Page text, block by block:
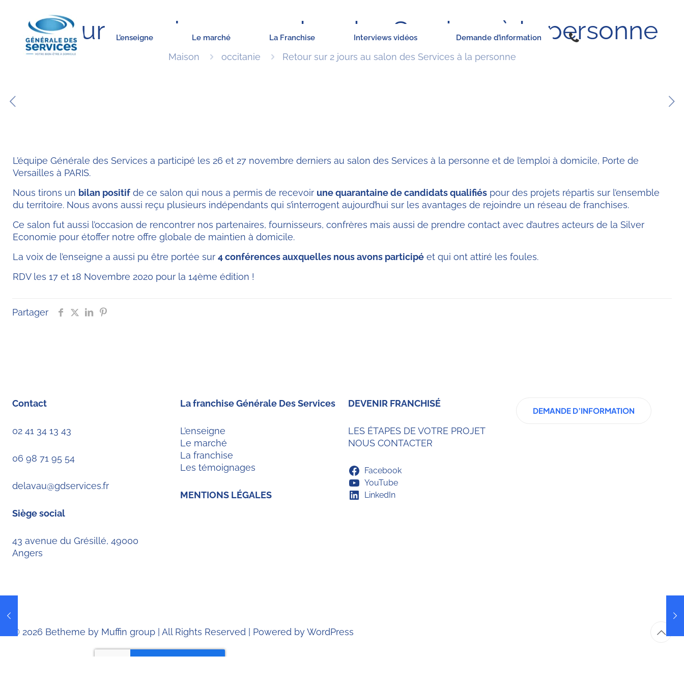
L’enseigne Le marché La Franchise Interviews vidéos Demande d’information
Retour sur 2 jours au salon des Services à la personne
Maison occitanie Retour sur 2 jours au salon des Services à la personne
L’équipe Générale des Services a participé les 26 et 27 novembre derniers au salon des Services à la personne et de l’emploi à domicile, Porte de
Versailles à PARIS.
Nous tirons un bilan positif de ce salon qui nous a permis de recevoir une quarantaine de candidats qualifiés pour des projets répartis sur l’ensemble
du territoire. Nous avons aussi reçu plusieurs indépendants qui s’interrogent aujourd’hui sur les avantages de rejoindre un réseau de franchises.
Ce salon fut aussi l’occasion de rencontrer nos partenaires, fournisseurs, confrères mais aussi de prendre contact avec d’autres acteurs de la Silver
Economie pour étoffer notre offre globale de maintien à domicile.
La voix de l’enseigne a aussi pu être portée sur4 conférences auxquelles nous avons participé et qui ont attiré les foules.
RDV les 17 et 18 Novembre 2020 pour la 14ème édition !
Partager
Contact
02 41 34 13 43
06 98 71 95 54
delavau@gdservices.fr
Siège social
43 avenue du Grésillé, 49000
Angers
La franchise Générale Des Services
L’enseigne
Le marché
La franchise
Les témoignages
MENTIONS LÉGALES
DEVENIR FRANCHISÉ
LES ÉTAPES DE VOTRE PROJET
NOUS CONTACTER
Facebook
YouTube
LinkedIn
DEMANDE D’INFORMATION
© 2026 Betheme by Muffin group | All Rights Reserved | Powered byWordPress